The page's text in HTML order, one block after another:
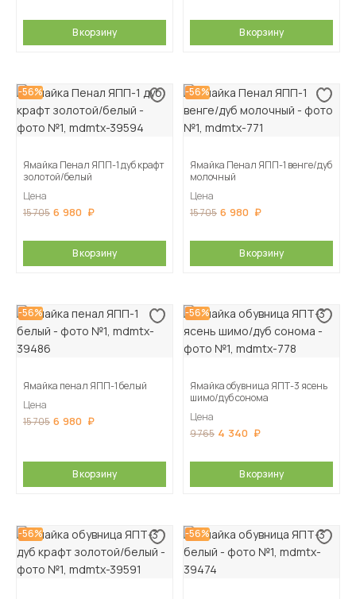
В корзину В корзину
-56%
Ямайка Пенал ЯПП-1 дуб крафт
золотой/белый
Цена
15 705 6 980
В корзину
-56%
Ямайка Пенал ЯПП-1 венге/дуб
молочный
Цена
15 705 6 980
В корзину
-56%
Ямайка пенал ЯПП-1 белый
Цена
15 705 6 980
В корзину
-56%
Ямайка обувница ЯПТ-3 ясень
шимо/дуб сонома
Цена
9 765 4 340
В корзину
-56% -56%